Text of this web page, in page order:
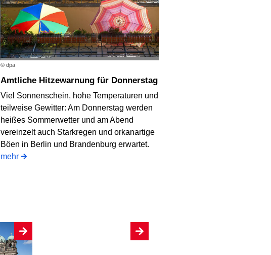
© dpa
Amtliche Hitzewarnung für Donnerstag
Viel Sonnenschein, hohe Temperaturen und
teilweise Gewitter: Am Donnerstag werden
heißes Sommerwetter und am Abend
vereinzelt auch Starkregen und orkanartige
Böen in Berlin und Brandenburg erwartet.
mehr